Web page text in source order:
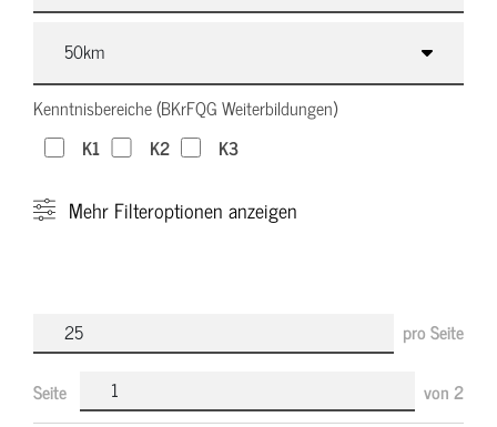
Kenntnisbereiche (BKrFQG Weiterbildungen)
K1
K2 K3
Mehr Filteroptionen anzeigen
pro Seite
Seite von2